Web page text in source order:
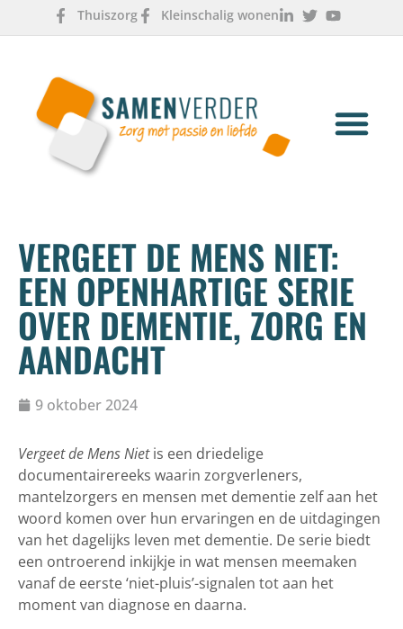
Thuiszorg Kleinschalig wonen
VERGEET DE MENS NIET:
EEN OPENHARTIGE SERIE
OVER DEMENTIE, ZORG EN
AANDACHT
9 oktober 2024
Vergeet de Mens Nietis een driedelige
documentairereeks waarin zorgverleners,
mantelzorgers en mensen met dementie zelf aan het
woord komen over hun ervaringen en de uitdagingen
van het dagelijks leven met dementie. De serie biedt
een ontroerend inkijkje in wat mensen meemaken
vanaf de eerste ‘niet-pluis’-signalen tot aan het
moment van diagnose en daarna.